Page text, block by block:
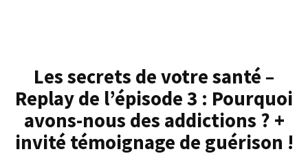
–
Replay
de
l’épisode
4
Les secrets de votre santé –
Replay de l’épisode 3 : Pourquoi
avons-nous des addictions ? +
invité témoignage de guérison !